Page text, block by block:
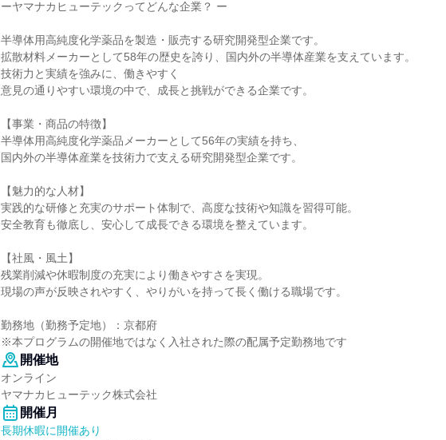
ーヤマナカヒューテックってどんな企業？ ー
半導体用高純度化学薬品を製造・販売する研究開発型企業です。
拡散材料メーカーとして58年の歴史を誇り、国内外の半導体産業を支えています。
技術力と実績を強みに、働きやすく
意見の通りやすい環境の中で、成長と挑戦ができる企業です。
【事業・商品の特徴】
半導体用高純度化学薬品メーカーとして56年の実績を持ち、
国内外の半導体産業を技術力で支える研究開発型企業です。
【魅力的な人材】
実践的な研修と充実のサポート体制で、高度な技術や知識を習得可能。
安全教育も徹底し、安心して成長できる環境を整えています。
【社風・風土】
残業削減や休暇制度の充実により働きやすさを実現。
現場の声が反映されやすく、やりがいを持って長く働ける職場です。
勤務地（勤務予定地）：京都府
※本プログラムの開催地ではなく入社された際の配属予定勤務地です
開催地
オンライン
ヤマナカヒューテック株式会社
開催月
長期休暇に開催あり